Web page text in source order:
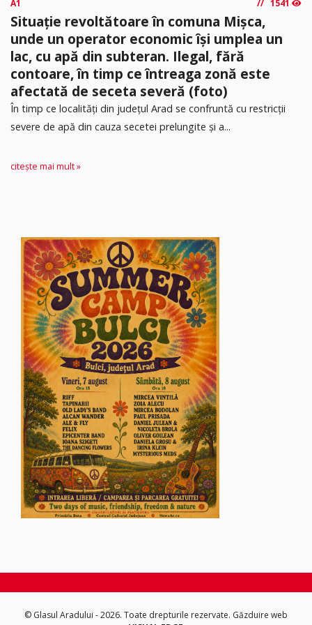
A1 1541
Situație revoltătoare în comuna Mișca,
unde un operator economic își umplea un
lac, cu apă din subteran. Ilegal, fără
contoare, în timp ce întreaga zonă este
afectată de seceta severă (foto)
În timp ce localități din județul Arad se confruntă cu restricții
severe de apă din cauza secetei prelungite și a...
citește mai mult »
© Glasul Aradului - 2026. Toate drepturile rezervate. Găzduire web